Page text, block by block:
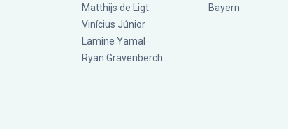
Matthijs de Ligt
Vinícius Júnior
Lamine Yamal
Ryan Gravenberch
Bayern